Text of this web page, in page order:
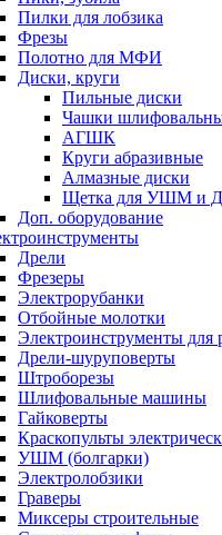
Пилки для лобзика
Фрезы
Полотно для МФИ
Диски, круги
Пильные диски
Чашки
АГШК
Круги абразивные
Алмазные диски
Щетка для УШМ и
Доп. оборудование
Дрели
Фрезеры
Электрорубанки
Отбойные молотки
Электроинструменты для
Дрели-шуруповерты
Штроборезы
Шлифовальные машины
Гайковерты
Краскопульты
УШМ (болгарки)
Электролобзики
Граверы
Миксеры строительные